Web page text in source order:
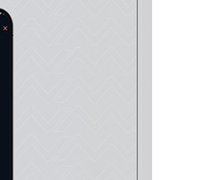
du
régulièrement
hausse du